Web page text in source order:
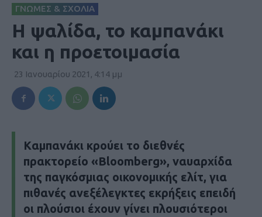
ΓΝΩΜΕΣ & ΣΧΟΛΙΑ
Η ψαλίδα, το καμπανάκι
και η προετοιμασία
23 Ιανουαρίου 2021, 4:14 μμ
Kαμπανάκι κρούει το διεθνές
πρακτορείο «Bloomberg», ναυαρχίδα
της παγκόσμιας οικονομικής ελίτ, για
πιθανές ανεξέλεγκτες εκρήξεις επειδή
οι πλούσιοι έχουν γίνει πλουσιότεροι